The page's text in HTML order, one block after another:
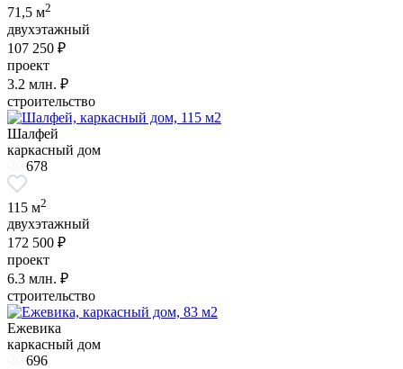
71,5 м2
двухэтажный
107 250 ₽
проект
3.2 млн. ₽
строительство
Шалфей
каркасный дом
678
115 м2
двухэтажный
172 500 ₽
проект
6.3 млн. ₽
строительство
Ежевика
каркасный дом
696